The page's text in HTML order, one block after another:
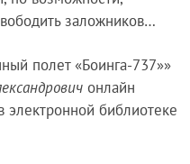
заложников…
полет «Боинга-737»»
онлайн
электронной библиотеке